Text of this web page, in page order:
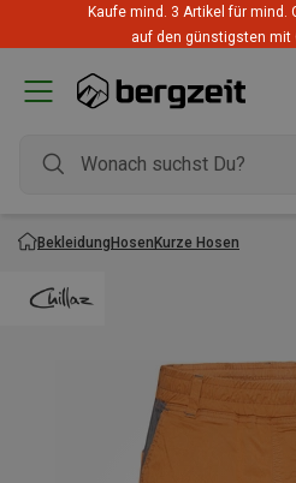
Kaufe mind. 3 Artikel für mind.
auf den günstigsten mit
BekleidungHosenKurze Hosen